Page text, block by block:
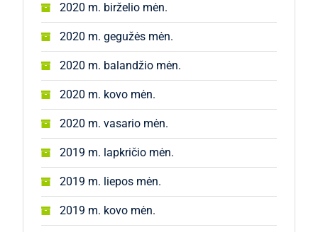
2020 m. birželio mėn.
2020 m. gegužės mėn.
2020 m. balandžio mėn.
2020 m. kovo mėn.
2020 m. vasario mėn.
2019 m. lapkričio mėn.
2019 m. liepos mėn.
2019 m. kovo mėn.